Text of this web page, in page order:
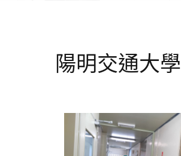
陽明交通大學